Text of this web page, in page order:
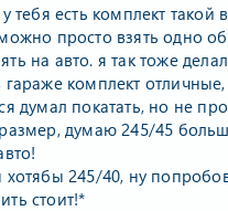
тебя есть комплект такой
просто взять одно
на авто. я так тоже
гараже комплект
думал покатать, но не
думаю 245/45
хотябы 245/40, ну
стоит!*